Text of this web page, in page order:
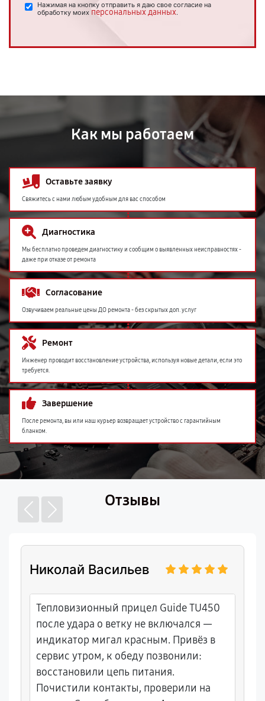
Нажимая на кнопку отправить я даю свое согласие на
обработку моих персональных данных.
Как мы работаем
Оставьте заявку
Свяжитесь с нами любым удобным для вас способом
Диагностика
Мы бесплатно проведем диагностику и сообщим о выявленных неисправностях -
даже при отказе от ремонта
Согласование
Озвучиваем реальные цены ДО ремонта - без скрытых доп. услуг
Ремонт
Инженер проводит восстановление устройства, используя новые детали, если это
требуется.
Завершение
После ремонта, вы или наш курьер возвращает устройство с гарантийным
бланком.
Отзывы
Николай Васильев
Тепловизионный прицел Guide TU450
после удара о ветку не включался —
индикатор мигал красным. Привёз в
сервис утром, к обеду позвонили:
восстановили цепь питания.
Почистили контакты, проверили на